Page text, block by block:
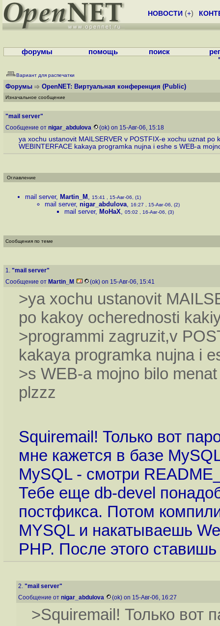
НОВОСТИ (+)
форумы помощь поиск
Вариант для распечатки
Форумы OpenNET: Виртуальная конференция (Public)
Изначальное сообщение
"mail server"
Сообщение от nigar_abdulova (ok) on 15-Авг-06, 15:18
ya xochu ustanovit MAILSERVER v POSTFIX-e xochu uznat
WEBINTERFACE kakaya programka nujna i eshe s WEB-a
Оглавление
mail server, Martin_M , 15:41 , 15-Авг-06, (1)
mail server, nigar_abdulova, 16:27 , 15-Авг-06, (2)
mail server, MoHaX, 05:02 , 16-Авг-06, (3)
Сообщения по теме
1. "mail server"
Сообщение от Martin_M (ok) on 15-Авг-06, 15:41
>ya xochu ustanovit
po kakoy ocherednosti
>programmi zagruzit,v
kakaya programka nujna i
>s WEB-a mojno bilo
plzzz
Squiremail! Только вот
мне кажется в базе
MySQL - смотри
Тебе еще db-devel
постфикса. Потом
MYSQL и накатываешь
PHP. После этого
2. "mail server"
Сообщение от nigar_abdulova (ok) on 15-Авг-06, 16:27
>Squiremail! Только вот